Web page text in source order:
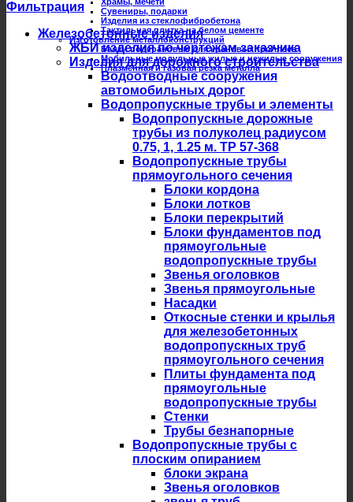
Сувениры, подарки
Изделия из стеклофибробетона
Тактильная плитка на белом цементе
Изготовление металлоконструкций
Балки подкрановые для крановых троллеев
Мобильные модульные жилые и нежилые сооружения
Плазменная и газовая резка металла
Фильтрация
Железобетонные изделия
ЖБИ изделия по чертежам заказчика
Изделия для дорожного строительства
Водоотводные сооружения
автомобильных дорог
Водопропускные трубы и элементы
Водопропускные дорожные
трубы из полуколец радиусом
0.75, 1, 1.25 м. ТР 57-368
Водопропускные трубы
прямоугольного сечения
Блоки кордона
Блоки лотков
Блоки перекрытий
Блоки фундаментов под
прямоугольные
водопропускные трубы
Звенья оголовков
Звенья прямоугольные
Насадки
Откосные стенки и крылья
для железобетонных
водопропускных труб
прямоугольного сечения
Плиты фундамента под
прямоугольные
водопропускные трубы
Стенки
Трубы безнапорные
Водопропускные трубы с
плоским опиранием
блоки экрана
Звенья оголовков